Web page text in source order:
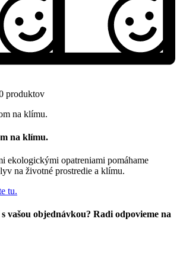
produktov
na klímu.
ekologickými opatreniami pomáhame
na životné prostredie a klímu.
tu.
vašou objednávkou? Radi odpovieme na